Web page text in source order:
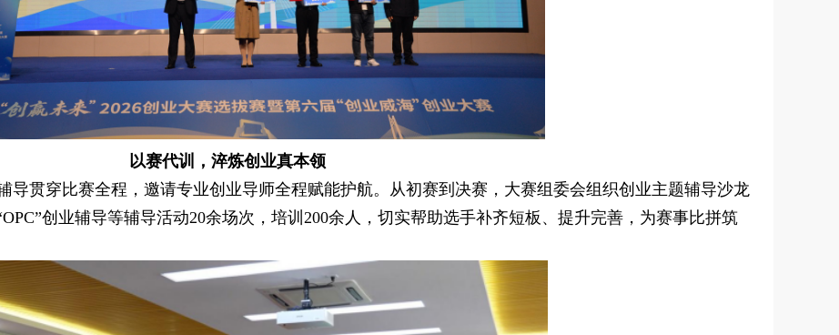
以赛代训，淬炼创业真本领
导贯穿比赛全程，邀请专业创业导师全程赋能护航。从初赛到决赛，大赛组委会组织创业主题辅导沙龙
创业辅导等辅导活动20余场次，培训200余人，切实帮助选手补齐短板、提升完善，为赛事比拼筑